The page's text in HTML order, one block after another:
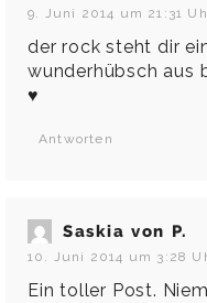
9. Juni 2014 um 21:31
der rock steht dir
wunderhübsch aus
♥
Antworten
Saskia von P.
10. Juni 2014 um 3:28
Ein toller Post.